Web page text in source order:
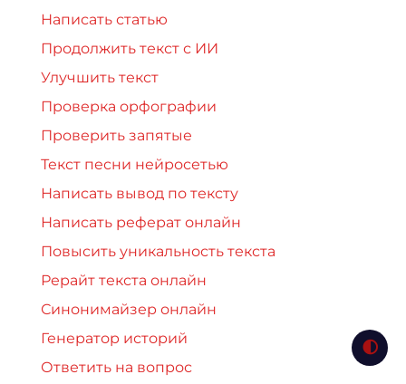
Написать статью
Продолжить текст с ИИ
Улучшить текст
Проверка орфографии
Проверить запятые
Текст песни нейросетью
Написать вывод по тексту
Написать реферат онлайн
Повысить уникальность текста
Рерайт текста онлайн
Синонимайзер онлайн
Генератор историй
Ответить на вопрос